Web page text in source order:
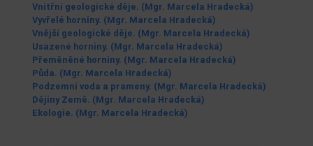
Vnitřní geologické děje. (Mgr. Marcela Hradecká)
Vyvřelé horniny. (Mgr. Marcela Hradecká)
Vnější geologické děje. (Mgr. Marcela Hradecká)
Usazené horniny. (Mgr. Marcela Hradecká)
Přeměněné horniny. (Mgr. Marcela Hradecká)
Půda. (Mgr. Marcela Hradecká)
Podzemní voda a prameny. (Mgr. Marcela Hradecká)
Dějiny Země. (Mgr. Marcela Hradecká)
Ekologie. (Mgr. Marcela Hradecká)